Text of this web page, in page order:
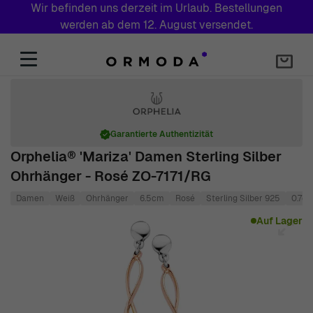
Wir befinden uns derzeit im Urlaub. Bestellungen
werden ab dem 12. August versendet.
Orphelia® 'Mariza' Damen Sterling Silber
Ohrhänger - Rosé ZO-7171/RG
Garantierte Authentizität
Damen Weiß Ohrhänger 6.5cm Rosé Sterling Silber 925
Auf Lager
Click to view image in fullscreen